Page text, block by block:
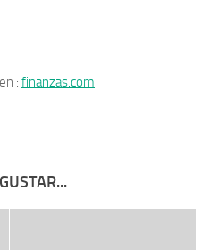
: finanzas.com